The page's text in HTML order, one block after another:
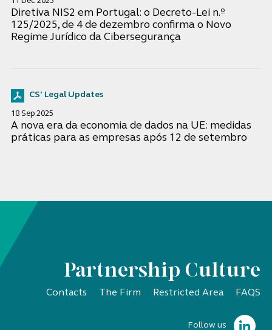
Diretiva NIS2 em Portugal: o Decreto-Lei n.º
125/2025, de 4 de dezembro confirma o Novo
Regime Jurídico da Cibersegurança
CS' Legal Updates
18 Sep 2025
A nova era da economia de dados na UE: medidas
práticas para as empresas após 12 de setembro
Partnership Culture
Contacts The Firm Restricted Area FAQS
Follow us